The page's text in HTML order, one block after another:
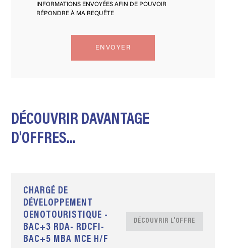
INFORMATIONS ENVOYÉES AFIN DE POUVOIR
RÉPONDRE À MA REQUÊTE
DÉCOUVRIR DAVANTAGE
D'OFFRES...
CHARGÉ DE
DÉVELOPPEMENT
OENOTOURISTIQUE -
BAC+3 RDA- RDCFI-
BAC+5 MBA MCE H/F
DÉCOUVRIR L'OFFRE